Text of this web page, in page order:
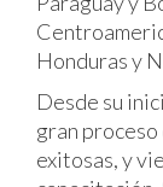
Honduras y
Desde su
gran
exitosas, y